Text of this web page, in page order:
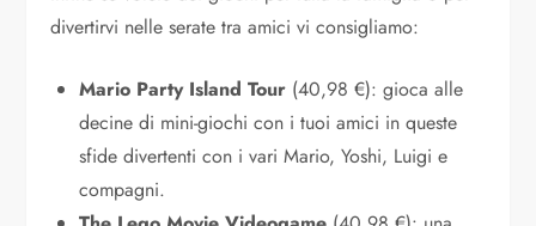
divertirvi nelle serate tra amici vi consigliamo:
Mario Party Island Tour (40,98 €): gioca alle
decine di mini-giochi con i tuoi amici in queste
sfide divertenti con i vari Mario, Yoshi, Luigi e
compagni.